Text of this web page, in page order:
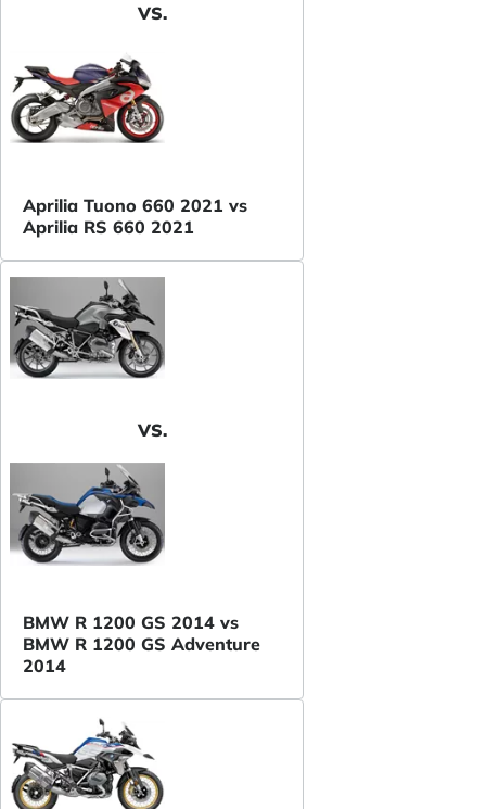
VS.
Aprilia Tuono 660 2021 vs
Aprilia RS 660 2021
VS.
BMW R 1200 GS 2014 vs
BMW R 1200 GS Adventure
2014